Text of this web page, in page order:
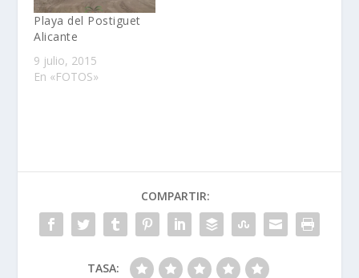
Playa del Postiguet
Alicante
9 julio, 2015
En «FOTOS»
COMPARTIR:
TASA: